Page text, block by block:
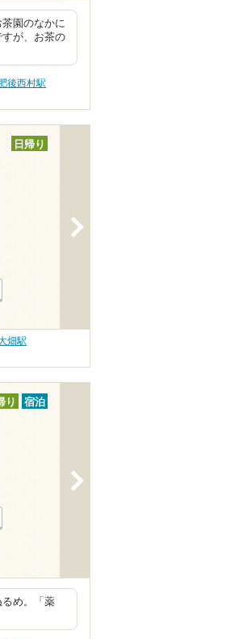
園のなかに
が、お茶の
後西村駅
日帰り
畑駅
り 宿泊
め。「薬